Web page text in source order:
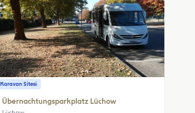
Karavan Sitesi
Übernachtungsparkplatz Lüchow